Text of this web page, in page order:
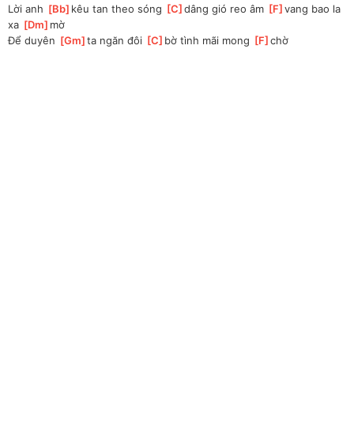
Lời anh [Bb ]kêu tan theo sóng [C ]
dâng gió reo âm [F ]
vang bao la
xa [Dm ]mờ
Để duyên [Gm ]ta ngăn đôi [C ]bờ tình mãi mong [F ]
chờ